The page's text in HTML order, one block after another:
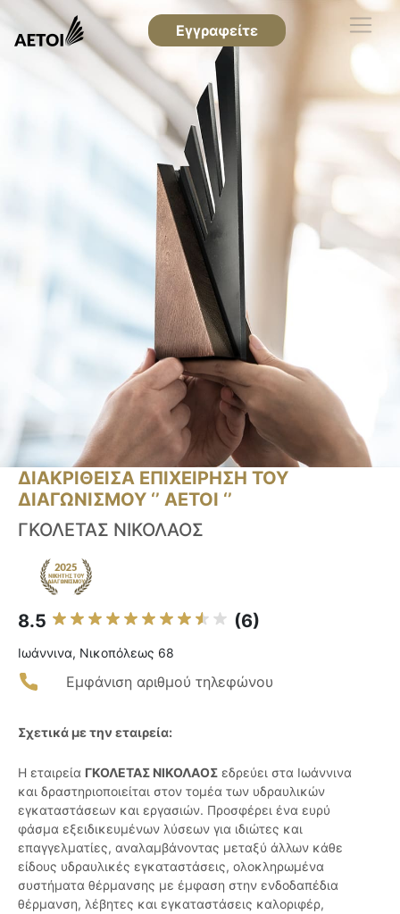
Εγγραφείτε
ΔΙΑΚΡΙΘΕΙΣΑ ΕΠΙΧΕΙΡΗΣΗ ΤΟΥ
ΔΙΑΓΩΝΙΣΜΟΥ ‘’ ΑΕΤΟΙ ‘’
ΓΚΟΛΕΤΑΣ ΝΙΚΟΛΑΟΣ
8.5 (6)
Ιωάννινα, Νικοπόλεως 68
Εμφάνιση αριθμού τηλεφώνου
Σχετικά με την εταιρεία:
Η εταιρεία ΓΚΟΛΕΤΑΣ ΝΙΚΟΛΑΟΣ εδρεύει στα Ιωάννινα
και δραστηριοποιείται στον τομέα των υδραυλικών
εγκαταστάσεων και εργασιών. Προσφέρει ένα ευρύ
φάσμα εξειδικευμένων λύσεων για ιδιώτες και
επαγγελματίες, αναλαμβάνοντας μεταξύ άλλων κάθε
είδους υδραυλικές εγκαταστάσεις, ολοκληρωμένα
συστήματα θέρμανσης με έμφαση στην ενδοδαπέδια
θέρμανση, λέβητες και εγκαταστάσεις καλοριφέρ,